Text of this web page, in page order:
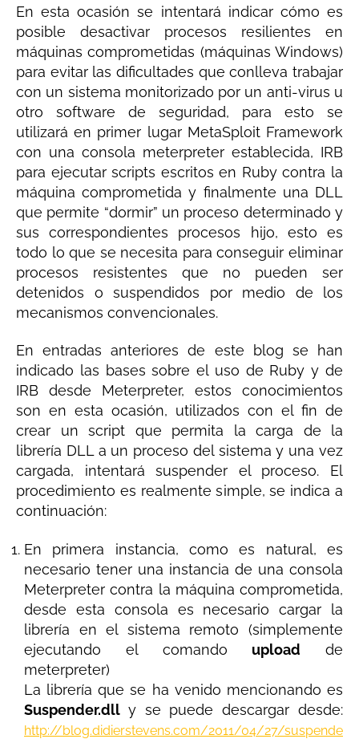
En esta ocasión se intentará indicar cómo es
posible desactivar procesos resilientes en
máquinas comprometidas (máquinas Windows)
para evitar las dificultades que conlleva trabajar
con un sistema monitorizado por un anti-virus u
otro software de seguridad, para esto se
utilizará en primer lugar MetaSploit Framework
con una consola meterpreter establecida, IRB
para ejecutar scripts escritos en Ruby contra la
máquina comprometida y finalmente una DLL
que permite “dormir” un proceso determinado y
sus correspondientes procesos hijo, esto es
todo lo que se necesita para conseguir eliminar
procesos resistentes que no pueden ser
detenidos o suspendidos por medio de los
mecanismos convencionales.
En entradas anteriores de este blog se han
indicado las bases sobre el uso de Ruby y de
IRB desde Meterpreter, estos conocimientos
son en esta ocasión, utilizados con el fin de
crear un script que permita la carga de la
librería DLL a un proceso del sistema y una vez
cargada, intentará suspender el proceso. El
procedimiento es realmente simple, se indica a
continuación:
En primera instancia, como es natural, es
necesario tener una instancia de una consola
Meterpreter contra la máquina comprometida,
desde esta consola es necesario cargar la
librería en el sistema remoto (simplemente
ejecutando el comando upload de
meterpreter)
La librería que se ha venido mencionando es
Suspender.dll y se puede descargar desde:
http://blog.didierstevens.com/2011/04/27/suspende